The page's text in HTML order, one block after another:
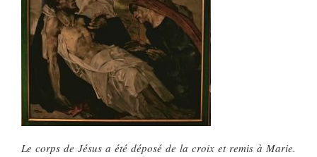
Le corps de Jésus a été déposé de la croix et remis à Marie.